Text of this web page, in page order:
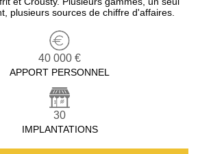
plusieurs sources de chiffre d'affaires.
40 000 €
APPORT PERSONNEL
30
IMPLANTATIONS